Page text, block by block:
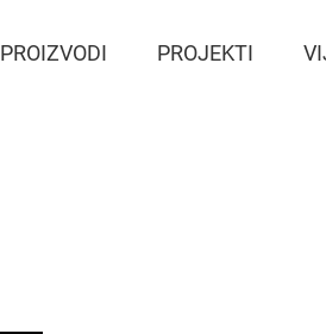
PROIZVODI PROJEKTI